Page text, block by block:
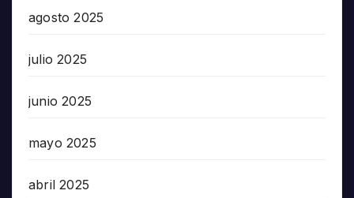
agosto 2025
julio 2025
junio 2025
mayo 2025
abril 2025